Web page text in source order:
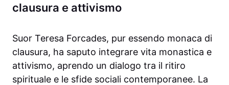
clausura e attivismo
Suor Teresa Forcades, pur essendo monaca di
clausura, ha saputo integrare vita monastica e
attivismo, aprendo un dialogo tra il ritiro
spirituale e le sfide sociali contemporanee. La